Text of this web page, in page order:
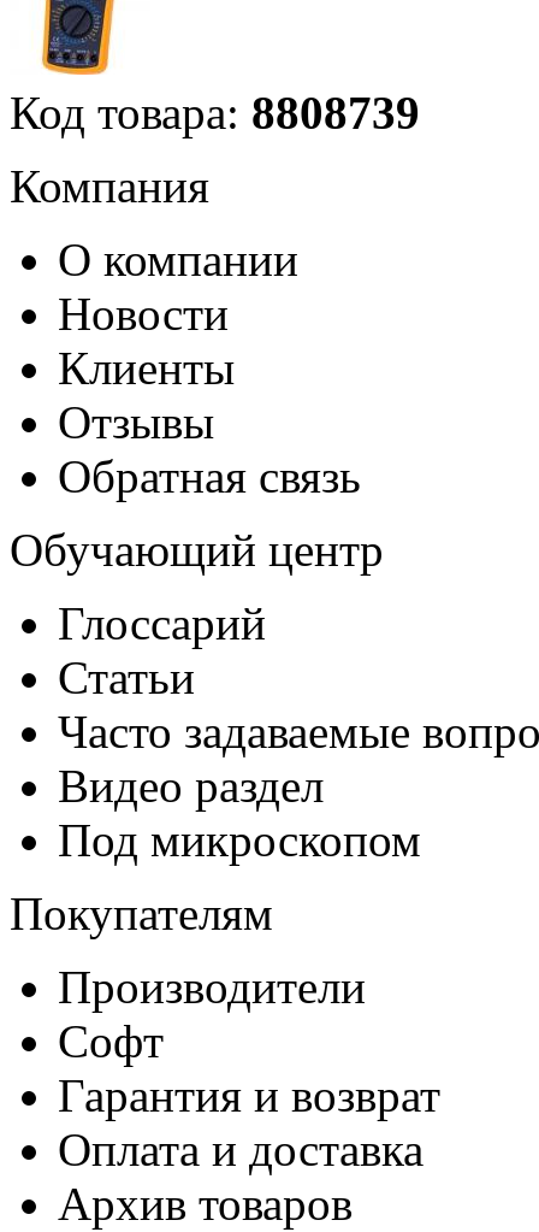
Код товара: 8808739
Компания
О компании
Новости
Клиенты
Отзывы
Обратная связь
Обучающий центр
Глоссарий
Статьи
Часто задаваемые
Видео раздел
Под микроскопом
Покупателям
Производители
Софт
Гарантия и возврат
Оплата и доставка
Архив товаров